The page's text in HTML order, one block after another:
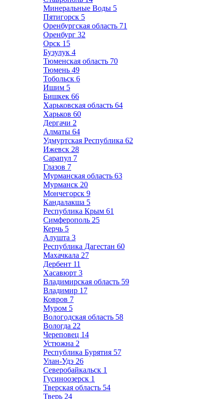
Минеральные Воды 5
Пятигорск 5
Оренбургская область 71
Оренбург 32
Орск 15
Бузулук 4
Тюменская область 70
Тюмень 49
Тобольск 6
Ишим 5
Бишкек 66
Харьковская область 64
Харьков 60
Дергачи 2
Алматы 64
Удмуртская Республика 62
Ижевск 28
Сарапул 7
Глазов 7
Мурманская область 63
Мурманск 20
Мончегорск 9
Кандалакша 5
Республика Крым 61
Симферополь 25
Керчь 5
Алушта 3
Республика Дагестан 60
Махачкала 27
Дербент 11
Хасавюрт 3
Владимирская область 59
Владимир 17
Ковров 7
Муром 5
Вологодская область 58
Вологда 22
Череповец 14
Устюжна 2
Республика Бурятия 57
Улан-Удэ 26
Северобайкальск 1
Гусиноозерск 1
Тверская область 54
Тверь 24